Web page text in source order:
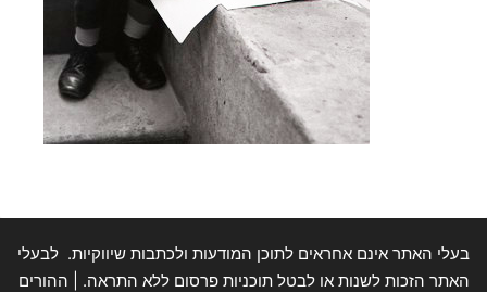
בעלי האתר אינם אחראים לתוכן המודעות ולכתבות שיווקיות. לבעלי
האתר הזכות לשנות או לבטל תוכניות פרסום ללא התראה. | ההורים